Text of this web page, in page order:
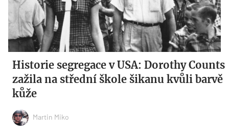
Historie segregace v USA: Dorothy Counts
zažila na střední škole šikanu kvůli barvě
kůže
Martin Miko